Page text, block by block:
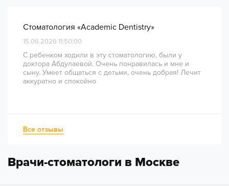
Стоматология «Academic Dentistry»
15.06.2026 11:50:00
С ребенком ходили в эту стоматологию, были у
доктора Абдулаевой. Очень понравилась и мне и
сыну. Умеет общаться с детьми, очень добрая! Лечит
аккуратно и спокойно
Все отзывы
Врачи-стоматологи в Москве